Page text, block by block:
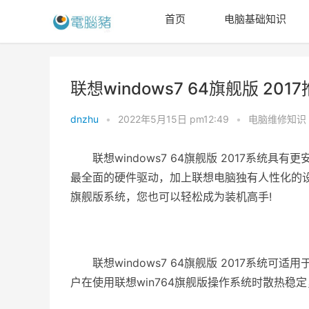
首页 电脑基础知识
联想windows7 64旗舰版 2017
dnzhu • 2022年5月15日 pm12:49 • 电脑维修知识
联想windows7 64旗舰版 2017系统具有更安
最全面的硬件驱动，加上联想电脑独有人性化
旗舰版系统，您也可以轻松成为装机高手!
联想windows7 64旗舰版 2017系统可适用于
户在使用联想win764旗舰版操作系统时散热稳